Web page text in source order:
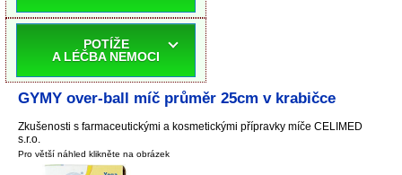
POTÍŽE
A LÉČBA NEMOCI
GYMY over-ball míč průměr 25cm v krabičce
Zkušenosti s farmaceutickými a kosmetickými přípravky míče CELIMED
s.r.o.
Pro větší náhled klikněte na obrázek